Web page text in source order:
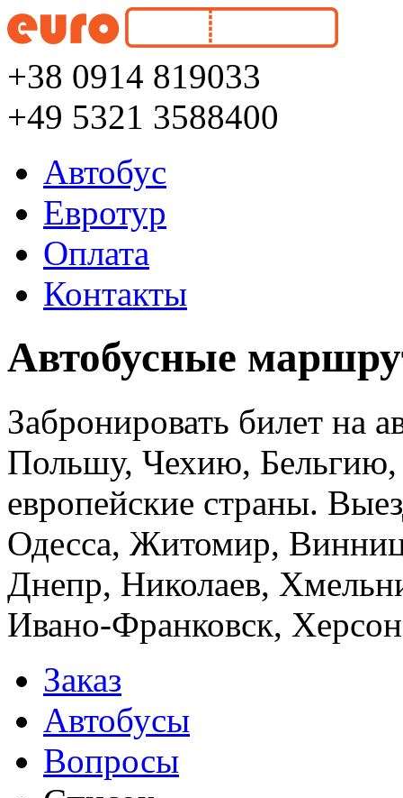
+38 0914 819033
+49 5321 3588400
Автобус
Евротур
Оплата
Контакты
Автобусные
Забронировать билет на
Польшу, Чехию,
европейские страны.
Одесса, Житомир,
Днепр, Николаев,
Ивано-Франковск,
Заказ
Автобусы
Вопросы